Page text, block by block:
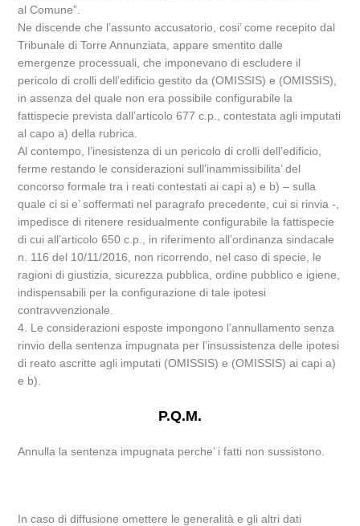
al Comune”.
Ne discende che l’assunto accusatorio, cosi’ come recepito dal
Tribunale di Torre Annunziata, appare smentito dalle
emergenze processuali, che imponevano di escludere il
pericolo di crolli dell’edificio gestito da (OMISSIS) e (OMISSIS),
in assenza del quale non era possibile configurabile la
fattispecie prevista dall’articolo 677 c.p., contestata agli imputati
al capo a) della rubrica.
Al contempo, l’inesistenza di un pericolo di crolli dell’edificio,
ferme restando le considerazioni sull’inammissibilita’ del
concorso formale tra i reati contestati ai capi a) e b) – sulla
quale ci si e’ soffermati nel paragrafo precedente, cui si rinvia -,
impedisce di ritenere residualmente configurabile la fattispecie
di cui all’articolo 650 c.p., in riferimento all’ordinanza sindacale
n. 116 del 10/11/2016, non ricorrendo, nel caso di specie, le
ragioni di giustizia, sicurezza pubblica, ordine pubblico e igiene,
indispensabili per la configurazione di tale ipotesi
contravvenzionale.
4. Le considerazioni esposte impongono l’annullamento senza
rinvio della sentenza impugnata per l’insussistenza delle ipotesi
di reato ascritte agli imputati (OMISSIS) e (OMISSIS) ai capi a)
e b).
P.Q.M.
Annulla la sentenza impugnata perche’ i fatti non sussistono.
In caso di diffusione omettere le generalità e gli altri dati